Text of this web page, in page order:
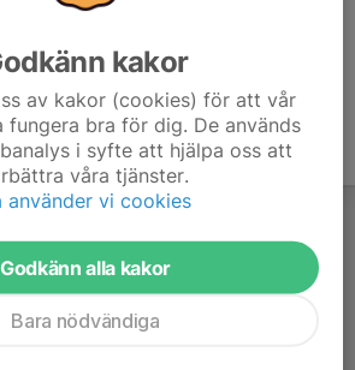
kakor
av kakor (cookies) för att vår
fungera bra för dig. De används
i syfte att hjälpa oss att
våra tjänster.
använder vi cookies
Godkänn alla kakor
Bara nödvändiga